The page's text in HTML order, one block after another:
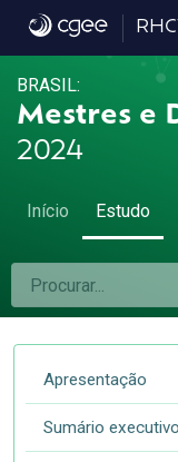
8.2. Sexo e
BRASIL:
Mestres e
2024
Início Estudo
Apresentação
Sumário executivo